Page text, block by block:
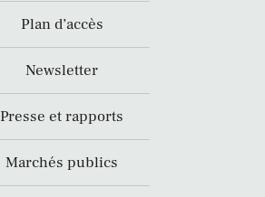
Plan d’accès
Newsletter
Presse et rapports
Marchés publics